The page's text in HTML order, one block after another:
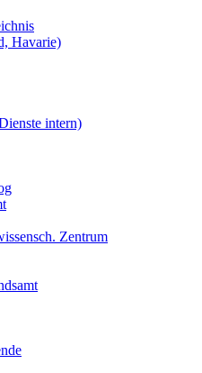
Havarie)
intern)
Zentrum